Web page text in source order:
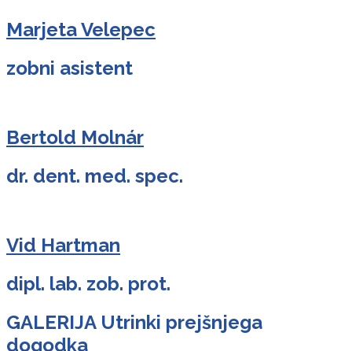
Marjeta Velepec
zobni asistent
Bertold Molnár
dr. dent. med. spec.
Vid Hartman
dipl. lab. zob. prot.
GALERIJAUtrinki prejšnjega
dogodka